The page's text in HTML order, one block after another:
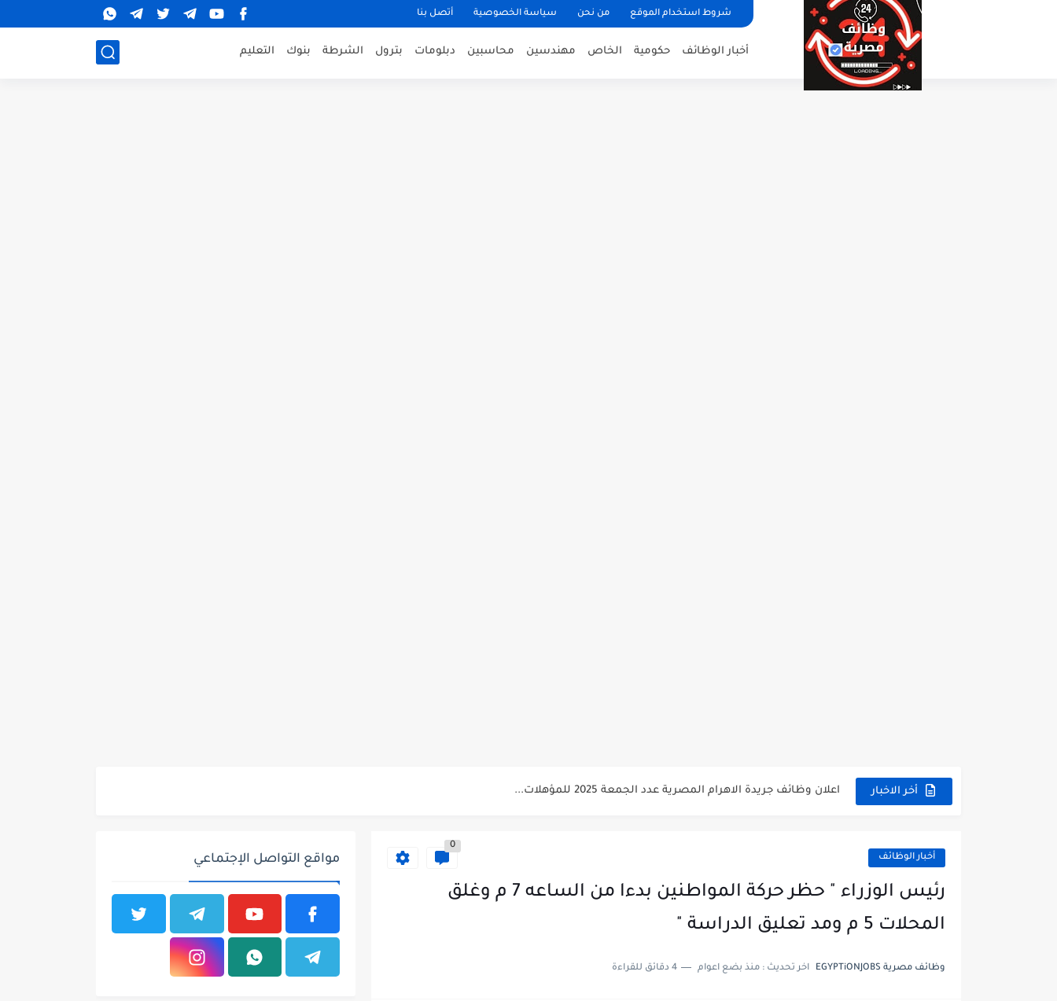
شروط استخدام الموقع من نحن سياسة الخصوصية أتصل بنا
أخبار الوظائف حكومية الخاص مهندسين محاسبين دبلومات بترول الشرطة بنوك التعليم
أخر الاخبار اعلان وظائف جريدة الاهرام المصرية عدد الجمعة 2025 للمؤهلات...
وظائف مجموعة العربى للحاصلين على بكالوريوس الهندسة تخصص ميكانيكا وكهرباء...
اعلان وظائف جريدة الاهرام العدد الاسبوعى بتاريخ اليوم الجمعة 2024/7/26
فتح باب التقديم بإكاديمية الشرطة للحاصلين على مؤهلات عليا (تجارة...
أخبار الوظائف
0
رئيس الوزراء " حظر حركة المواطنين بدءا من الساعه 7 م وغلق
المحلات 5 م ومد تعليق الدراسة "
وظائف مصرية EGYPTiONJOBS اخر تحديث : منذ بضع اعوام 4 دقائق للقراءة
مواقع التواصل الإجتماعي